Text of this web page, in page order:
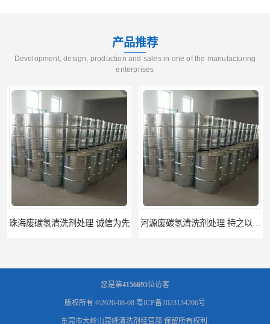
产品推荐
Development, design, production and sales in one of the manufacturing
enterprises
河源废碳氢清洗剂处理 持之以恒为客户服务
您是第4156695位访客
版权所有 ©2026-08-08 粤ICP备2023134206号
东莞市大岭山莞峰清洗剂经营部 保留所有权利.